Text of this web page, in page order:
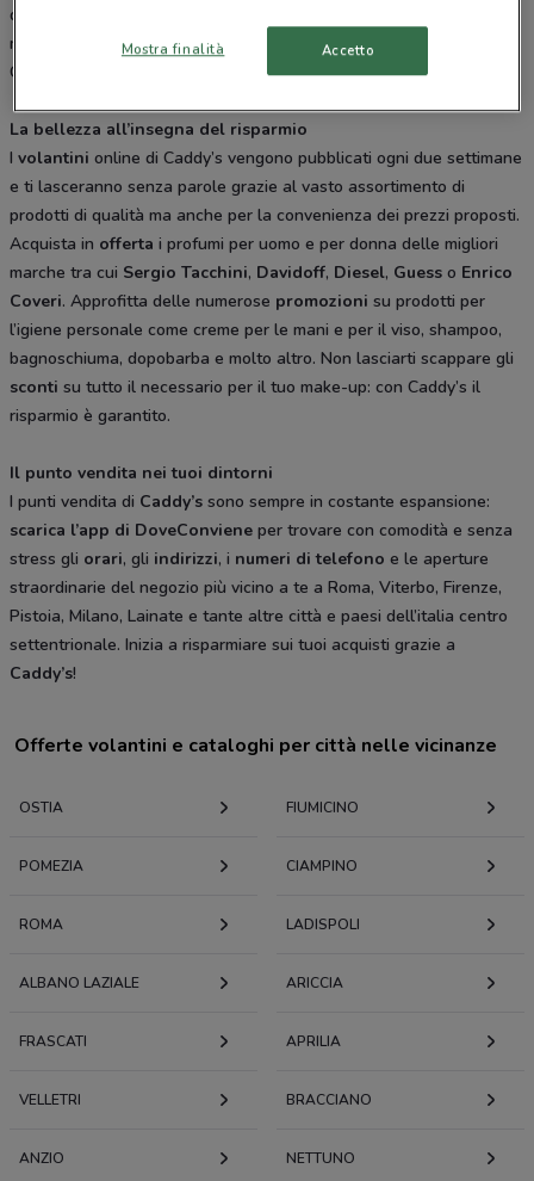
della persona e la cura della casa, da Caddy’s troverai sempre i
migliori prodotti aimigliori prezzi . Sfoglia ilvolantino
Caddy’s direttamente dal sito di
DoveConviene.
La bellezza all’insegna del risparmio
I volantini online di Caddy’s vengono pubblicati ogni due settimane
e ti lasceranno senza parole grazie al vasto assortimento di
prodotti di qualità ma anche per la convenienza dei prezzi proposti.
Acquista in offerta i profumi per uomo e per donna delle migliori
marche tra cui Sergio Tacchini, Davidoff, Diesel, Guess o Enrico
Coveri. Approfitta delle numerose promozioni su prodotti per
l’igiene personale come creme per le mani e per il viso, shampoo,
bagnoschiuma, dopobarba e molto altro. Non lasciarti scappare gli
sconti su tutto il necessario per il tuo make-up: con Caddy’s il
risparmio è garantito.
Il punto vendita nei tuoi dintorni
I punti vendita di Caddy’s sono sempre in costante espansione:
scarica l’app di DoveConviene per trovare con comodità e senza
stress gli orari, gli indirizzi, i numeri di telefono e le aperture
straordinarie del negozio più vicino a te a Roma, Viterbo, Firenze,
Pistoia, Milano, Lainate e tante altre città e paesi dell’italia centro
settentrionale. Inizia a risparmiare sui tuoi acquisti grazie a
Caddy’s!
Offerte volantini e cataloghi per città nelle vicinanze
OSTIA FIUMICINO
POMEZIA CIAMPINO
ROMA LADISPOLI
ALBANO LAZIALE ARICCIA
FRASCATI APRILIA
VELLETRI BRACCIANO
ANZIO NETTUNO
Mostra finalità Accetto